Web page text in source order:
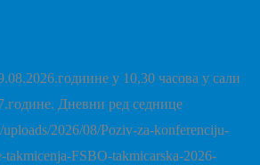
у 10,30 часова у сали
Дневни ред седнице
2026/08/Poziv-za-konferenciju-
FSBO-takmicarska-2026-